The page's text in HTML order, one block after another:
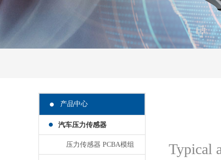
产品中心
汽车压力传感器
压力传感器 PCBA模组
Typical